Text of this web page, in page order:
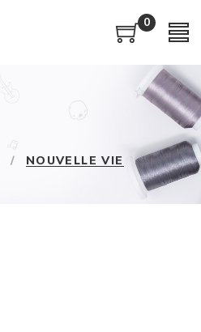
0
/ NOUVELLE VIE